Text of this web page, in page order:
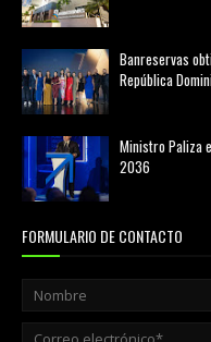
Banreservas
República
Ministro Paliza
2036
FORMULARIO DE CONTACTO